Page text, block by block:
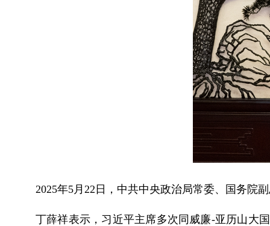
2025年5月22日，中共中央政治局常委、国务院
丁薛祥表示，习近平主席多次同威廉-亚历山大